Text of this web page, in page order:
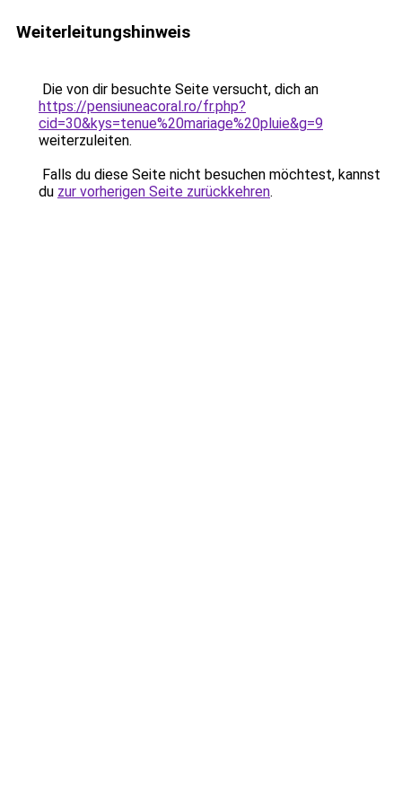
Weiterleitungshinweis
Die von dir besuchte Seite versucht, dich an
https://pensiuneacoral.ro/fr.php?
cid=30&kys=tenue%20mariage%20pluie&g=9
weiterzuleiten.
Falls du diese Seite nicht besuchen möchtest, kannst
du zur vorherigen Seite zurückkehren.